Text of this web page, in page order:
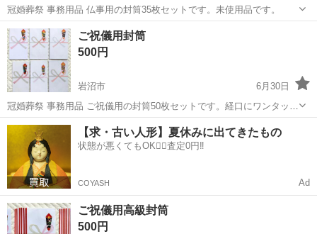
冠婚葬祭 事務用品 仏事用の封筒35枚セットです。未使用品です。
宮城 岩沼市 冠婚葬祭
ご祝儀用封筒
500円
岩沼市
6月30日
冠婚葬祭 事務用品 ご祝儀用の封筒50枚セットです。経口にワンタッチ
シール付きと付いてないタイプの詰め合わせです。未使用品です。
宮城 岩沼市 冠婚葬祭 封筒
【求・古い人形】夏休みに出てきたもの
状態が悪くてもOK🙆‍♀️査定0円‼️
COYASH Ad
ご祝儀用高級封筒
500円